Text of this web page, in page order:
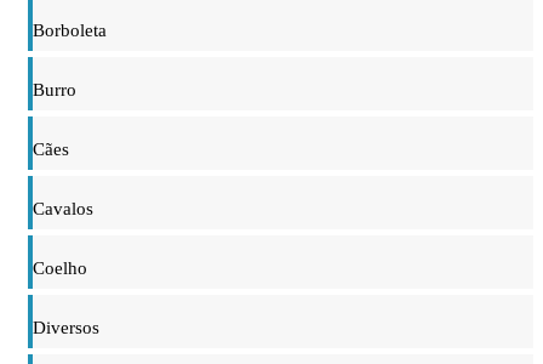
Borboleta
Burro
Cães
Cavalos
Coelho
Diversos